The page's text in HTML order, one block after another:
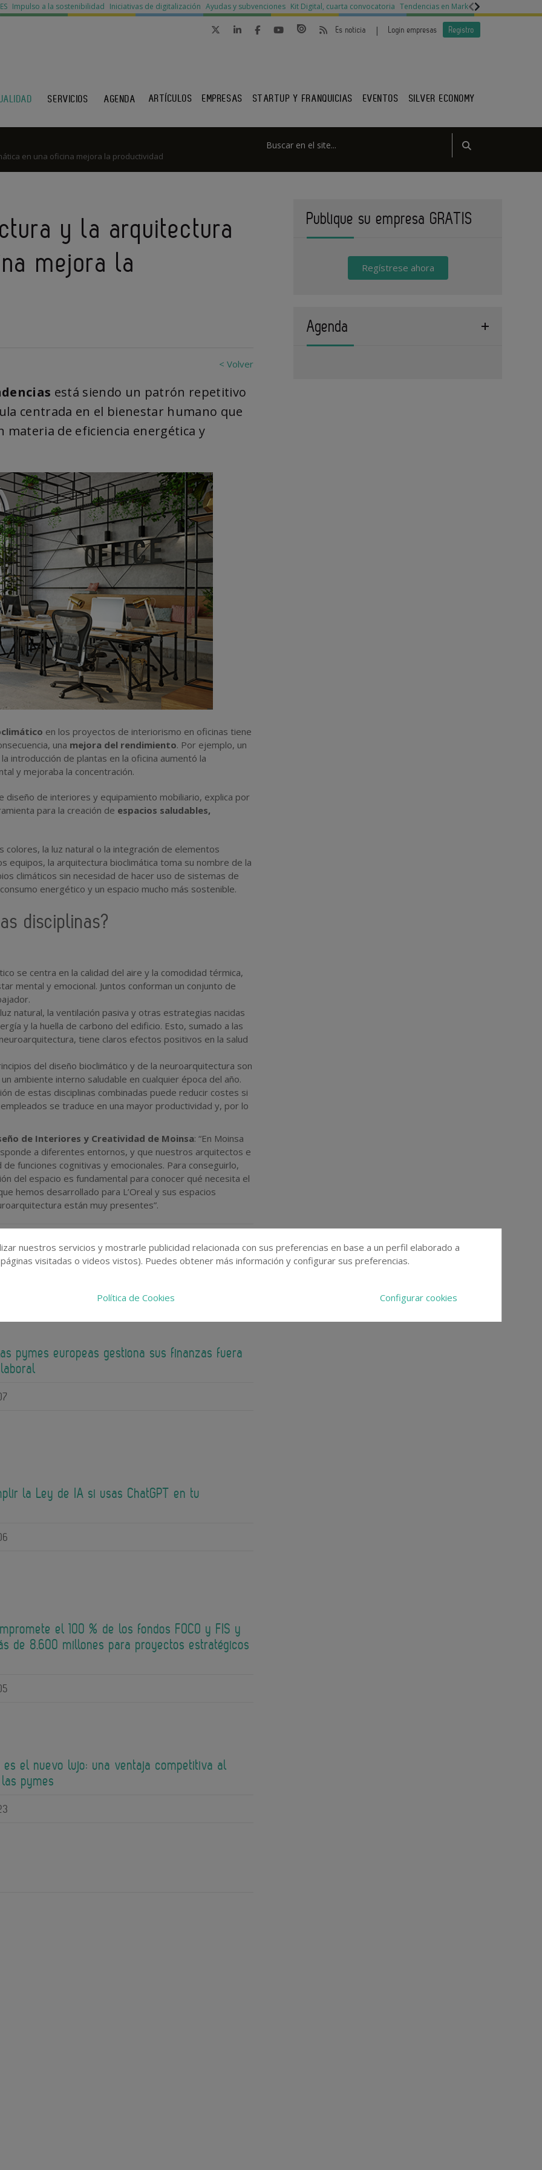
Impulso a la sostenibilidad Iniciativas de digitalización Ayudas y subvenciones Kit Digital, cuarta convocatoria Tendencias en Marketing
Es noticia | Login empresas Registro
SERVICIOS AGENDA ARTÍCULOS EMPRESAS STARTUP Y FRANQUICIAS EVENTOS SILVER ECONOMY
en una oficina mejora la productividad
y la arquitectura
mejora la
< Volver
está siendo un patrón repetitivo
centrada en el bienestar humano que
de eficiencia energética y
en los proyectos de interiorismo en oficinas tiene
una mejora del rendimiento. Por ejemplo, un
introducción de plantas en la oficina aumentó la
y mejoraba la concentración.
diseño de interiores y equipamiento mobiliario, explica por
para la creación de espacios saludables,
la luz natural o la integración de elementos
equipos, la arquitectura bioclimática toma su nombre de la
climáticos sin necesidad de hacer uso de sistemas de
energético y un espacio mucho más sostenible.
disciplinas?
se centra en la calidad del aire y la comodidad térmica,
mental y emocional. Juntos conforman un conjunto de
natural, la ventilación pasiva y otras estrategias nacidas
y la huella de carbono del edificio. Esto, sumado a las
tiene claros efectos positivos en la salud
del diseño bioclimático y de la neuroarquitectura son
ambiente interno saludable en cualquier época del año.
de estas disciplinas combinadas puede reducir costes si
se traduce en una mayor productividad y, por lo
de Interiores y Creatividad de Moinsa: “En Moinsa
a diferentes entornos, y que nuestros arquitectos e
funciones cognitivas y emocionales. Para conseguirlo,
del espacio es fundamental para conocer qué necesita el
hemos desarrollado para L’Oreal y sus espacios
están muy presentes”.
pymes europeas gestiona sus finanzas fuera
la Ley de IA si usas ChatGPT en tu
el 100 % de los fondos FOCO y FIS y
de 8.600 millones para proyectos estratégicos
es el nuevo lujo: una ventaja competitiva al
pymes
Publique su empresa GRATIS
Regístrese ahora
Agenda
nuestros servicios y mostrarle publicidad relacionada con sus preferencias en base a un perfil elaborado a
visitadas o videos vistos). Puedes obtener más información y configurar sus preferencias.
Política de Cookies Configurar cookies